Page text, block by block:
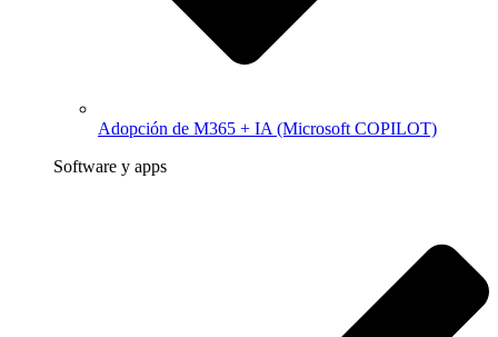
Adopción de M365 + IA (Microsoft COPILOT)
Software y apps